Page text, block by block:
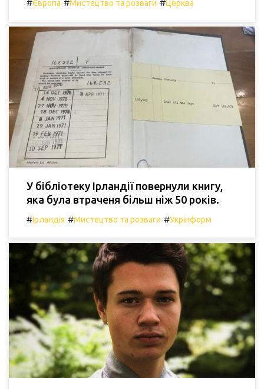
#Європа #Мистецтво та розваги #Церква
У бібліотеку Ірландії повернули книгу,
яка була втраченя більш ніж 50 років.
#Ірландія #Мистецтво та розваги #Укрінформ